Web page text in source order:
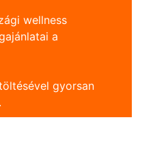
wellness
a
gyorsan